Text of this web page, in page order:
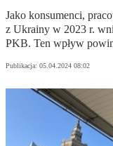
Jako konsumenci,
z Ukrainy w 2023 r.
PKB. Ten wpływ
Publikacja: 05.04.2024 08:02